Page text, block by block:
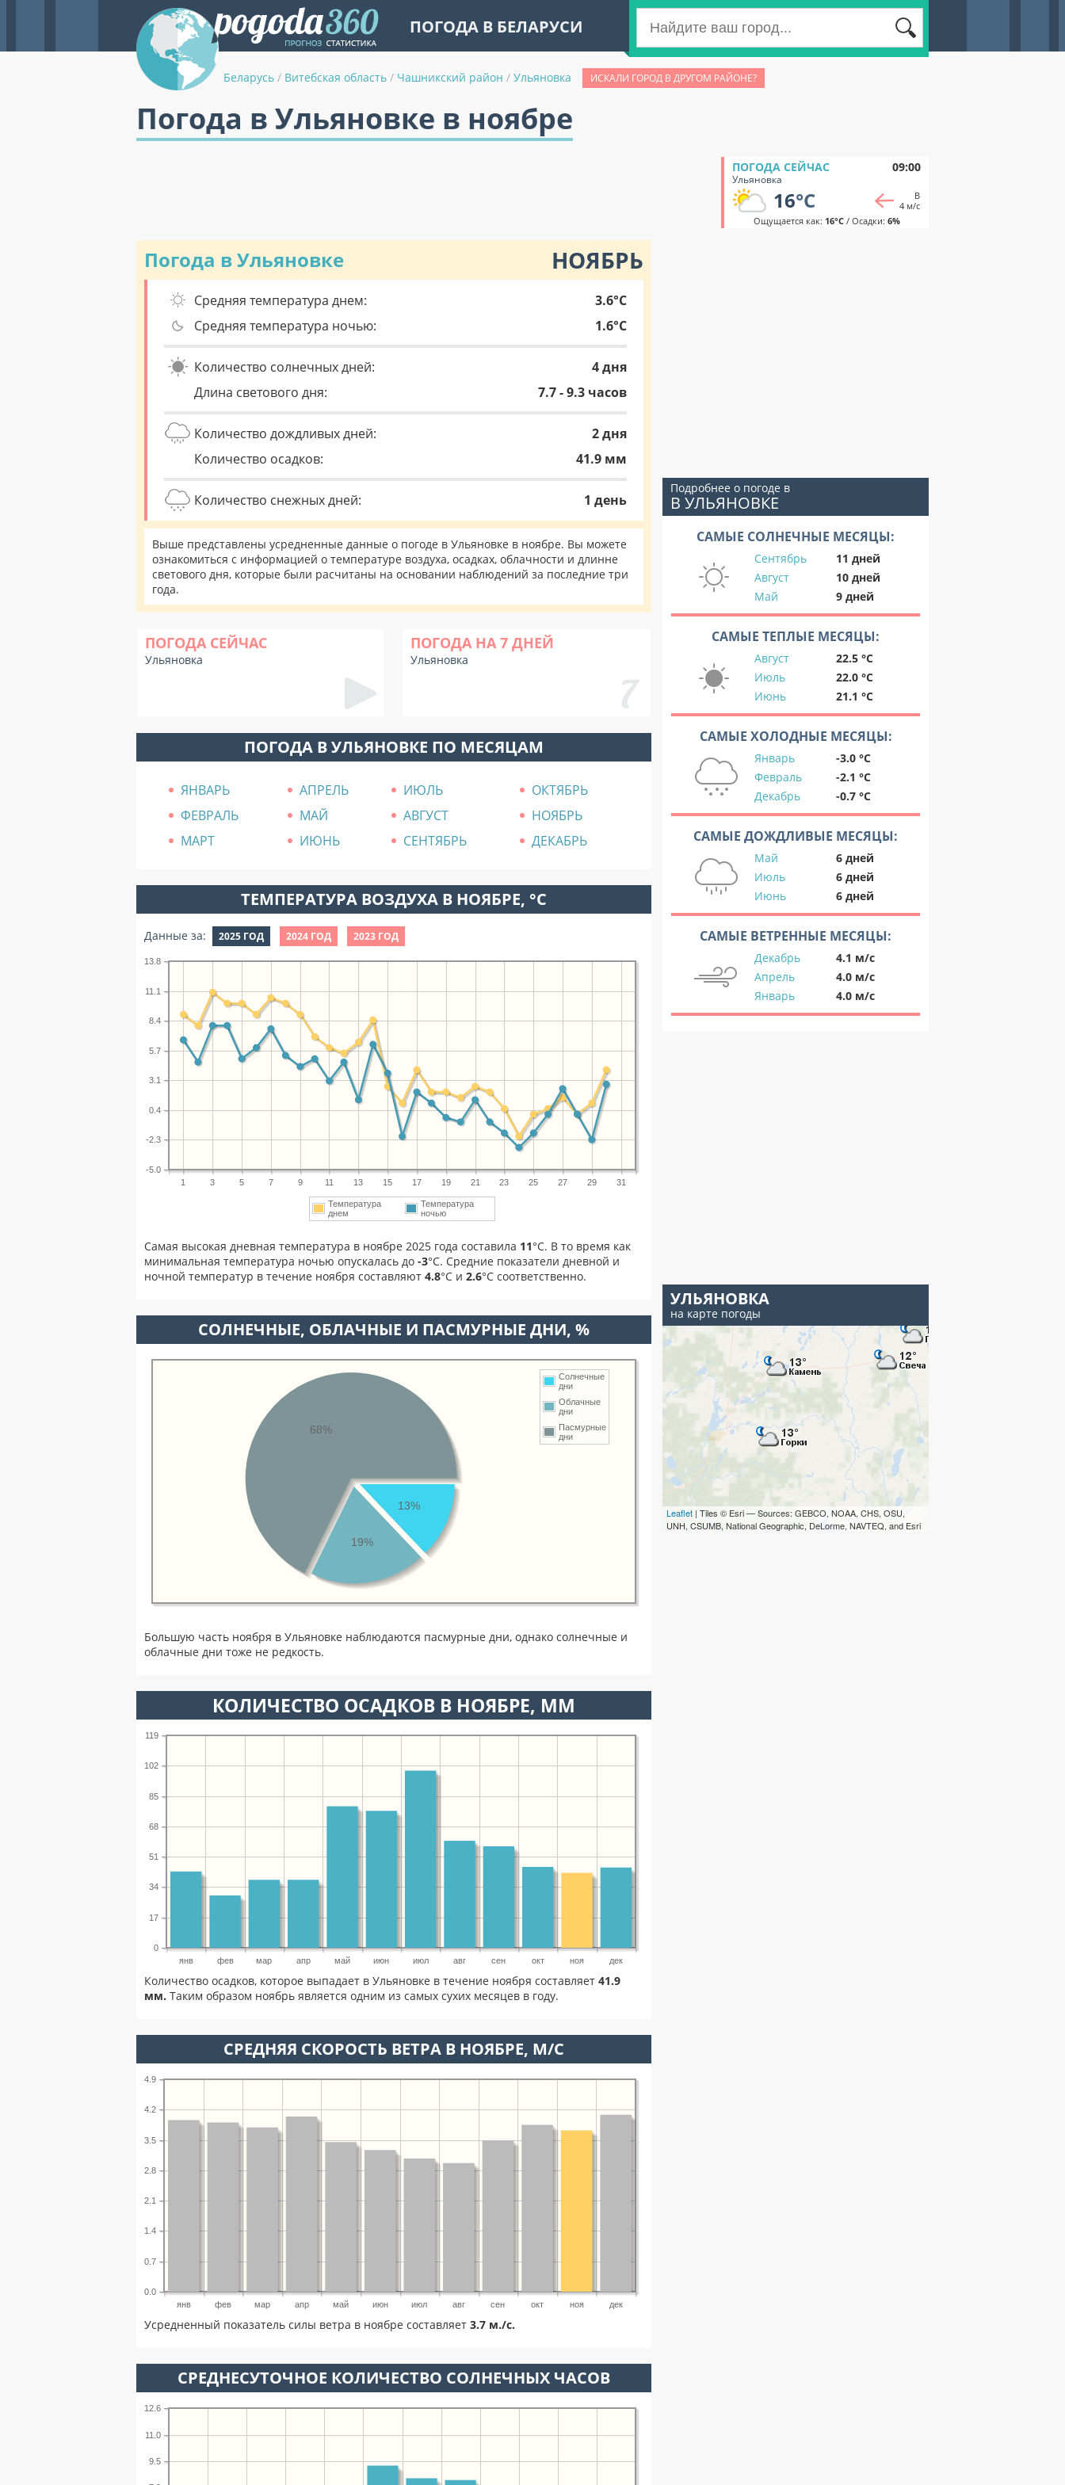
ПОГОДА В БЕЛАРУСИ
Беларусь / Витебская область / Чашникский район / Ульяновка ИСКАЛИ ГОРОД В ДРУГОМ РАЙОНЕ?
Погода в Ульяновке в ноябре
ПОГОДА СЕЙЧАС 09:00
Ульяновка
16°C
В
4 м/с
Ощущается как: 16°C/ Осадки: 6%
Погода в Ульяновке НОЯБРЬ
Средняя температура днем:
3.6°C
Средняя температура ночью:
1.6°C
Количество солнечных дней:
4 дня
Длина светового дня:
7.7 - 9.3 часов
Количество дождливых дней:
2 дня
Количество осадков:
41.9 мм
Количество снежных дней: 1 день
Выше представлены усредненные данные о погоде в Ульяновке в ноябре. Вы можете
ознакомиться с информацией о температуре воздуха, осадках, облачности и длинне
светового дня, которые были расчитаны на основании наблюдений за последние три
года.
ПОГОДА СЕЙЧАС
Ульяновка
ПОГОДА НА 7 ДНЕЙ
Ульяновка
ПОГОДА В УЛЬЯНОВКЕ ПО МЕСЯЦАМ
ЯНВАРЬ АПРЕЛЬ ИЮЛЬ
ОКТЯБРЬ
ФЕВРАЛЬ
МАЙ АВГУСТ
НОЯБРЬ
МАРТ
ИЮНЬ СЕНТЯБРЬ ДЕКАБРЬ
ТЕМПЕРАТУРА ВОЗДУХА В НОЯБРЕ, °C
Данные за: 2025 ГОД 2024 ГОД 2023 ГОД
1 3 5 7 9 11 13 15 17 19 21 23 25 27 29 31
-5.0
-2.3
0.4
3.1
5.7
8.4
11.1
13.8
Температура
днем
Температура
ночью
Самая высокая дневная температура в ноябре 2025 года составила 11°С. В то время как
минимальная температура ночью опускалась до -3°C. Средние показатели дневной и
ночной температур в течение ноября составляют 4.8°С и 2.6°С соответственно.
CОЛНЕЧНЫЕ, ОБЛАЧНЫЕ И ПАСМУРНЫЕ ДНИ, %
Солнечные
дни
Облачные
дни
Пасмурные
дни
13%
19%
68%
Большую часть ноября в Ульяновке наблюдаются пасмурные дни, однако солнечные и
облачные дни тоже не редкость.
КОЛИЧЕСТВО ОСАДКОВ В НОЯБРЕ, ММ
янв фев мар апр май июн июл авг сен окт ноя дек
0
17
34
51
68
85
102
119
Количество осадков, которое выпадает в Ульяновке в течение ноября составляет 41.9
мм. Таким образом ноябрь является одним из самых сухих месяцев в году.
СРЕДНЯЯ СКОРОСТЬ ВЕТРА В НОЯБРЕ, М/С
янв фев мар апр май июн июл авг сен окт ноя дек
0.0
0.7
1.4
2.1
2.8
3.5
4.2
4.9
Усредненный показатель силы ветра в ноябре составляет 3.7 м./с.
СРЕДНЕСУТОЧНОЕ КОЛИЧЕСТВО СОЛНЕЧНЫХ ЧАСОВ
9.5
11.0
12.6
Подробнее о погоде в
В УЛЬЯНОВКЕ
САМЫЕ СОЛНЕЧНЫЕ МЕСЯЦЫ:
Сентябрь
11 дней
Август
10 дней
Май
9 дней
САМЫЕ ТЕПЛЫЕ МЕСЯЦЫ:
Август
22.5 °C
Июль
22.0 °C
Июнь
21.1 °C
САМЫЕ ХОЛОДНЫЕ МЕСЯЦЫ:
Январь
-3.0 °C
Февраль
-2.1 °C
Декабрь
-0.7 °C
САМЫЕ ДОЖДЛИВЫЕ МЕСЯЦЫ:
Май
6 дней
Июль
6 дней
Июнь
6 дней
САМЫЕ ВЕТРЕННЫЕ МЕСЯЦЫ:
Декабрь
4.1 м/с
Апрель
4.0 м/с
Январь
4.0 м/с
УЛЬЯНОВКА
на карте погоды
Leaflet | Tiles © Esri — Sources: GEBCO, NOAA, CHS, OSU,
UNH, CSUMB, National Geographic, DeLorme, NAVTEQ, and Esri